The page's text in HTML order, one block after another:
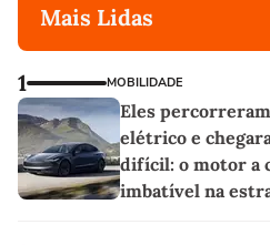
Mais Lidas
1 MOBILIDADE
Eles
elétrico e
difícil: o motor a
imbatível na